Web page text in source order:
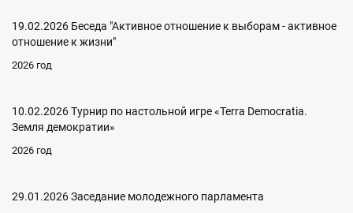
19.02.2026 Беседа "Активное отношение к выборам - активное
отношение к жизни"
2026 год
10.02.2026 Турнир по настольной игре «Terra Democratia.
Земля демократии»
2026 год
29.01.2026 Заседание молодежного парламента